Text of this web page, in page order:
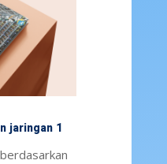
jaringan 1